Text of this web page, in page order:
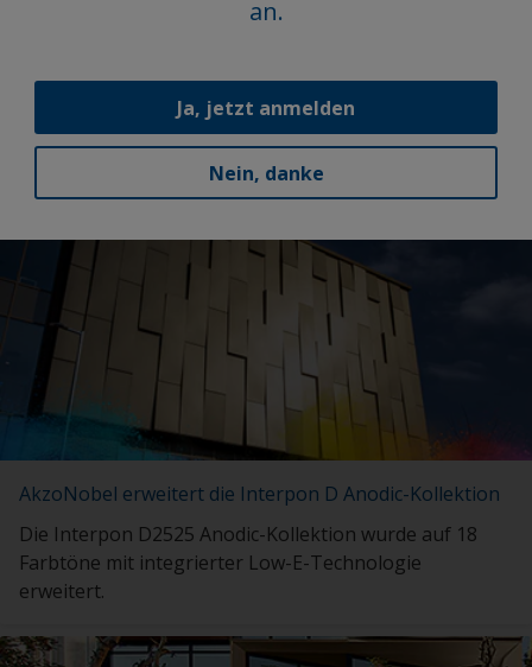
und die Beständigkeit ihrer Leistungen
Aktuelle Neuigkeiten
AkzoNobel erweitert die Interpon D Anodic-Kollektion
Die Interpon D2525 Anodic-Kollektion wurde auf 18
Farbtöne mit integrierter Low-E-Technologie
erweitert.
an.
Ja, jetzt anmelden
Nein, danke